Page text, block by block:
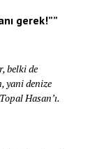
gerek!””
belki de
yani denize
Hasan’ı.